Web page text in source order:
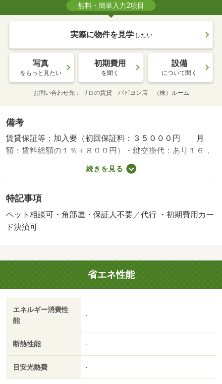
無料・簡単入力2項目
実際に物件を見学 したい
写真
をもっと見たい
初期費用
を聞く
設備
について聞く
お問い合わせ先 リロの賃貸 パピヨン店 （株）ルーム
備考
賃貸保証等：加入要（初回保証料：３５０００円 月
額：賃料総額の１％＋８００円）・鍵交換代：あり１６，
５００円～・箱崎駅徒歩圏内！新築のお部屋でペットと新
生活を。・バイク置場：なし・駐輪場：有・仲介手数料：
グ 60500円
続きを見る
特記事項
ペット相談可・角部屋・保証人不要／代行 ・初期費用カー
ド決済可
省エネ性能
エネルギー消費性
能
-
断熱性能 -
目安光熱費 -